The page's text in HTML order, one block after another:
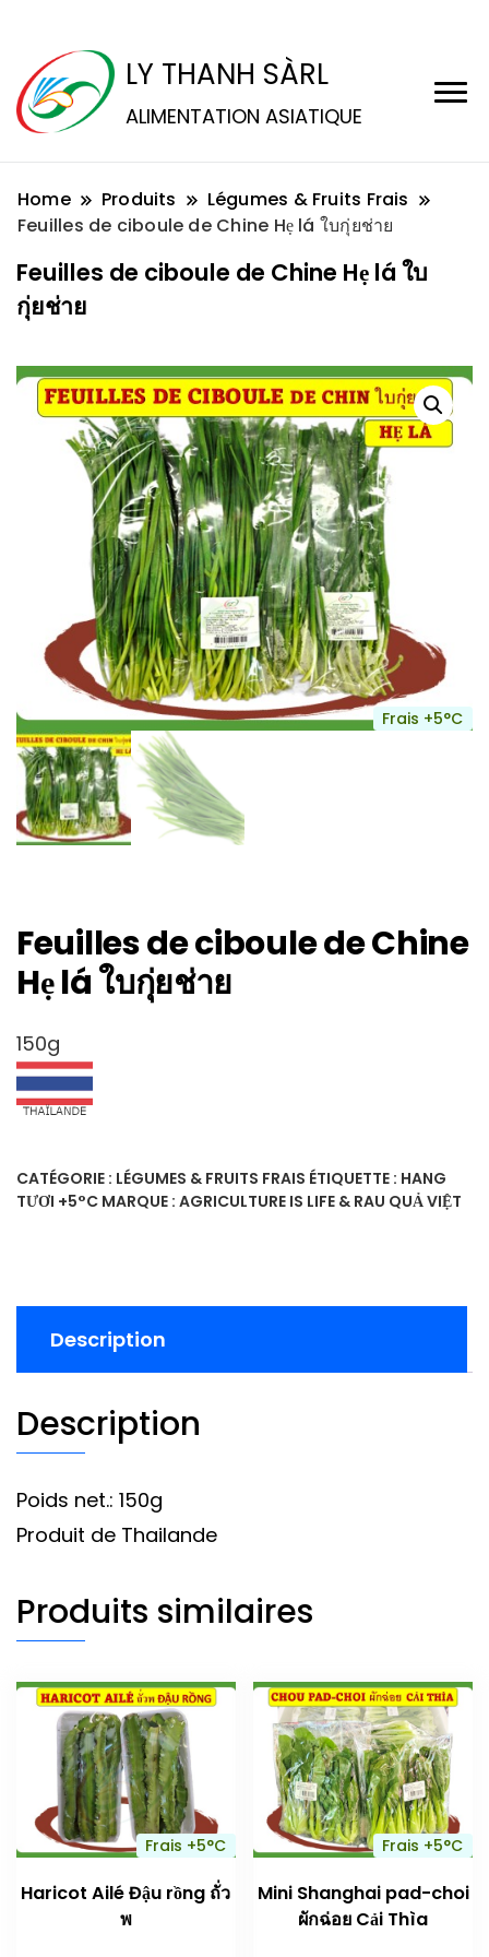
LY THANH SÀRL
ALIMENTATION ASIATIQUE
Home Produits
Légumes & Fruits Frais
Feuilles de ciboule de Chine Hẹ lá ใบกุ่ยช่าย
Feuilles de ciboule de Chine Hẹ lá ใบ
กุ่ยช่าย
Frais +5°C
Feuilles de ciboule de Chine
Hẹ lá ใบกุ่ยช่าย
150g
CATÉGORIE : LÉGUMES & FRUITS FRAIS ÉTIQUETTE : HANG
TƯƠI +5°C MARQUE : AGRICULTURE IS LIFE & RAU QUẢ VIỆT
Description
Description
Poids net.: 150g
Produit de Thailande
Produits similaires
Frais +5°C
Haricot Ailé Đậu rồng ถั่ว
พ
Frais +5°C
Mini Shanghai pad-choi
ผักฉ่อย Cải Thìa